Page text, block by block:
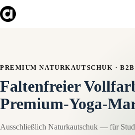
to
content
PREMIUM NATURKAUTSCHUK ·
Faltenfreier
Premium-Yoga-
Ausschließlich Naturkautschuk — für